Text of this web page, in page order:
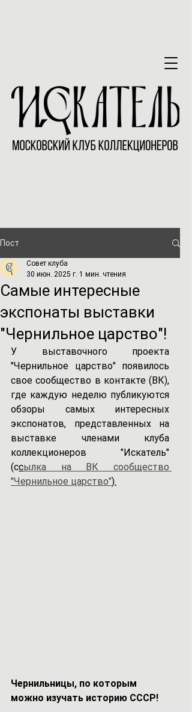
Пост
Самые интересные
экспонаты выставки
"Чернильное царство"!
Совет клуба
30 июн. 2025 г. 1 мин. чтения
У выставочного проекта
"Чернильное царство" появилось
свое сообщество в контакте (ВК),
где каждую неделю публикуются
обзоры самых интересных
экспонатов, представленных на
выставке членами клуба
коллекционеров "Искатель"
(ссылка на ВК сообщество
"Чернильное царство").
Чернильницы, по которым
можно изучать историю СССР!